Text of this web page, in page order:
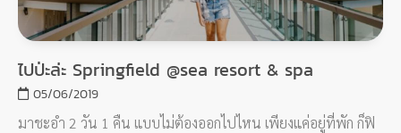
ไปป่ะล่ะ Springfield @sea resort & spa
05/06/2019
มาชะอำ 2 วัน 1 คืน แบบไม่ต้องออกไปไหน เพียงแค่อยู่ที่พัก ก็ฟิ